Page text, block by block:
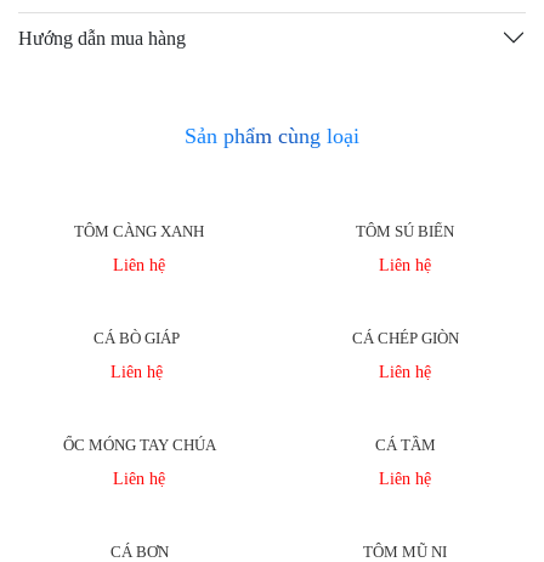
Hướng dẫn mua hàng
Sản phẩm cùng loại
TÔM CÀNG XANH
Liên hệ
TÔM SÚ BIỂN
Liên hệ
CÁ BÒ GIÁP
Liên hệ
CÁ CHÉP GIÒN
Liên hệ
ỐC MÓNG TAY CHÚA
Liên hệ
CÁ TẦM
Liên hệ
CÁ BƠN
TÔM MŨ NI